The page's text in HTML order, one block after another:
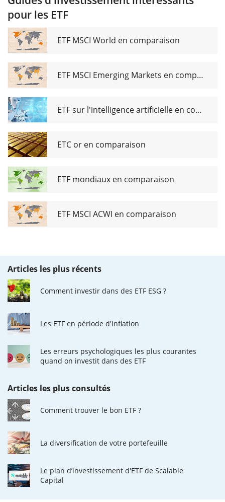
ETF USD
Hedged Acc
pour les ETF
ETF MSCI World en comparaison
ETF MSCI Emerging Markets en comparaison
ETF sur l'intelligence artificielle en comparaison
ETC or en comparaison
ETF mondiaux en comparaison
ETF MSCI ACWI en comparaison
Articles les plus récents
Comment investir dans des ETF ESG ?
Les ETF en période d'inflation
Les erreurs psychologiques les plus courantes
quand on investit dans des ETF
Articles les plus consultés
Comment trouver le bon ETF ?
La diversification de votre portefeuille
Le plan d’investissement d'ETF de Scalable
Capital